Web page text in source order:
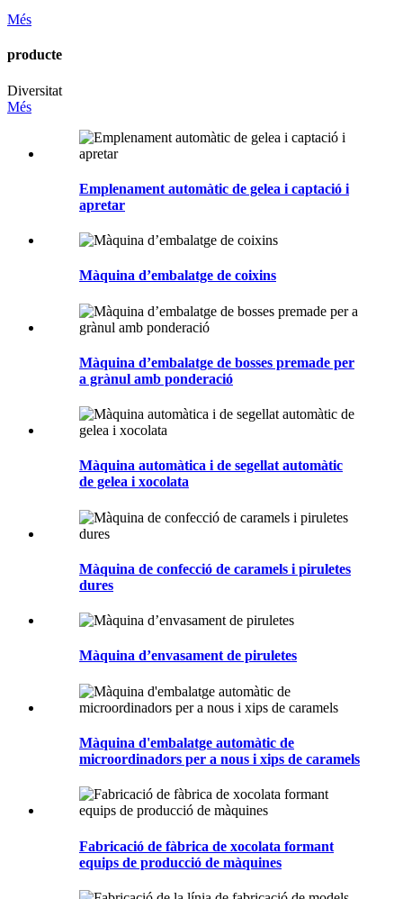
Més
producte
Diversitat
Més
Emplenament automàtic de gelea i captació i
apretar
Màquina d’embalatge de coixins
Màquina d’embalatge de bosses premade per
a grànul amb ponderació
Màquina automàtica i de segellat automàtic
de gelea i xocolata
Màquina de confecció de caramels i piruletes
dures
Màquina d’envasament de piruletes
Màquina d'embalatge automàtic de
microordinadors per a nous i xips de caramels
Fabricació de fàbrica de xocolata formant
equips de producció de màquines